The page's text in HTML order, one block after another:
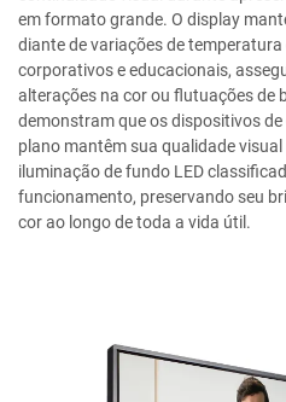
em formato grande. O display
diante de variações de
corporativos e educacionais,
alterações na cor ou flutuações de
demonstram que os dispositivos
plano mantêm sua qualidade
iluminação de fundo LED
funcionamento, preservando seu
cor ao longo de toda a vida útil.